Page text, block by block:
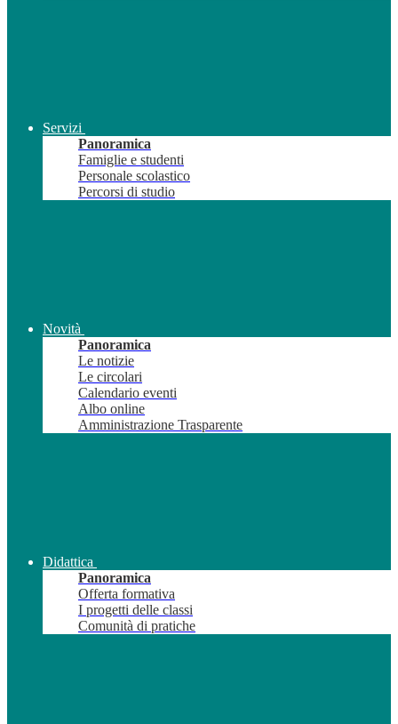
Servizi
Panoramica
Famiglie e studenti
Personale scolastico
Percorsi di studio
Novità
Panoramica
Le notizie
Le circolari
Calendario eventi
Albo online
Amministrazione Trasparente
Didattica
Panoramica
Offerta formativa
I progetti delle classi
Comunità di pratiche